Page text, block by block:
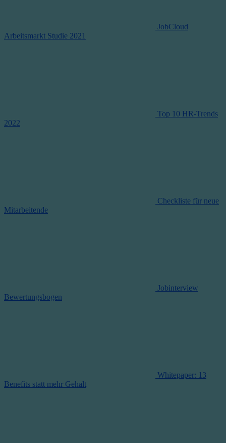
JobCloud
Arbeitsmarkt Studie 2021
Top 10 HR-Trends
2022
Checkliste für neue
Mitarbeitende
Jobinterview
Bewertungsbogen
Whitepaper: 13
Benefits statt mehr Gehalt